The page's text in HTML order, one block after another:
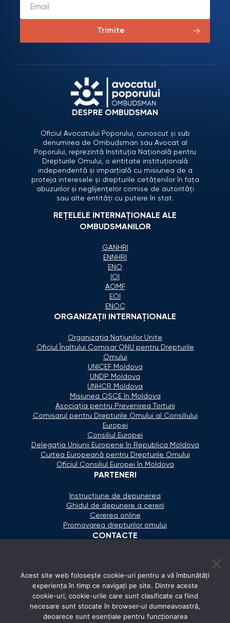
Trimite
DESPRE OMBUDSMAN
Oficiul Avocatului Poporului, cunoscut și sub
denumirea de Ombudsman sau Avocat al
Poporului, reprezintă Instituția Națională pentru
Drepturile Omului, o entitate instituțională
independentă și imparțială cu misiunea de a
proteja interesele și drepturile cetățenilor în fața
abuzurilor și neglijențelor comise de autorități
sau alte entități cu putere în stat.
REȚELELE INTERNAȚIONALE ALE
OMBUDSMANILOR
GANHRI
ENNHRI
ENO
IOI
AOMF
EOI
ENOC
ORGANIZAŢII INTERNAŢIONALE
Organizaţia Naţiunilor Unite
Oficiul Înaltului Comisar ONU pentru Drepturile
Omului
UNICEF Moldova
UNDP Moldova
UNHCR Moldova
Misiunea OSCE în Moldova
Asociaţia pentru Prevenirea Torturii
Comisarul pentru Drepturile Omului al Consiliului
Europei
Consiliul Europei
Delegaţia Uniunii Europene în Republica Moldova
Curtea Europeană pentru Drepturile Omului
Oficiul Consiliul Europei în Moldova
PARTENERI
Instrucțiune de depunerea
Ghidul de depunere a cererii
Cererea online
Promovarea drepturilor omului
CONTACTE
secretariat@ombudsman.md
Strada Calea Ieşilor 11/3, Chişinău
Luni - Vineri: 08:00 - 17:00
Acest site web folosește cookie-uri pentru a vă îmbunătăți
experiența în timp ce navigați pe site. Dintre aceste
cookie-uri, cookie-urile care sunt clasificate ca fiind
necesare sunt stocate în browser-ul dumneavoastră,
deoarece sunt esențiale pentru funcționarea